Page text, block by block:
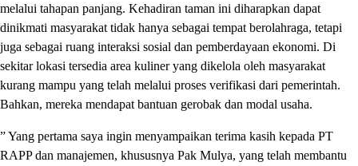
melalui tahapan panjang. Kehadiran taman ini diharapkan dapat
dinikmati masyarakat tidak hanya sebagai tempat berolahraga, tetapi
juga sebagai ruang interaksi sosial dan pemberdayaan ekonomi. Di
sekitar lokasi tersedia area kuliner yang dikelola oleh masyarakat
kurang mampu yang telah melalui proses verifikasi dari pemerintah.
Bahkan, mereka mendapat bantuan gerobak dan modal usaha.
” Yang pertama saya ingin menyampaikan terima kasih kepada PT
RAPP dan manajemen, khususnya Pak Mulya, yang telah membantu